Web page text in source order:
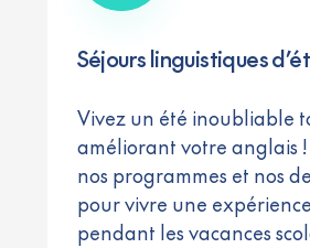
Séjours linguistiques
Vivez un été inoubliable
améliorant votre anglais
nos programmes et nos
pour vivre une
pendant les vacances